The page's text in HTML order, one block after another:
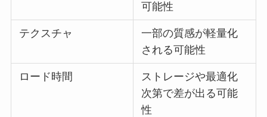
可能性
テクスチャ
一部の質感が軽量化
される可能性
ロード時間
ストレージや最適化
次第で差が出る可能
性